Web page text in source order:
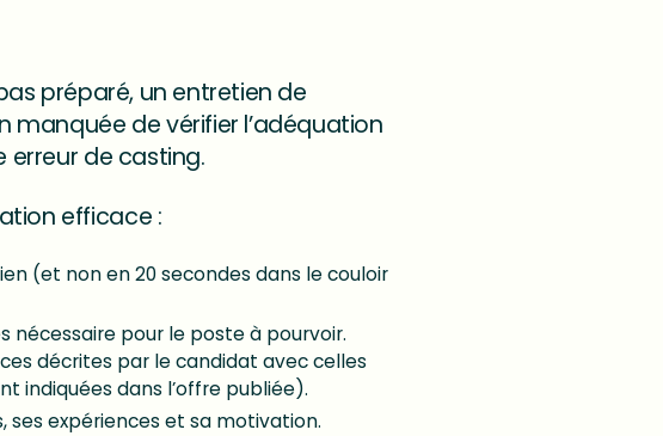
préparé, un entretien de
de vérifier l’adéquation
erreur de casting.
efficace :
(et non en 20 secondes dans le couloir
nécessaire pour le poste à pourvoir.
décrites par le candidat avec celles
indiquées dans l’offre publiée).
ses expériences et sa motivation.